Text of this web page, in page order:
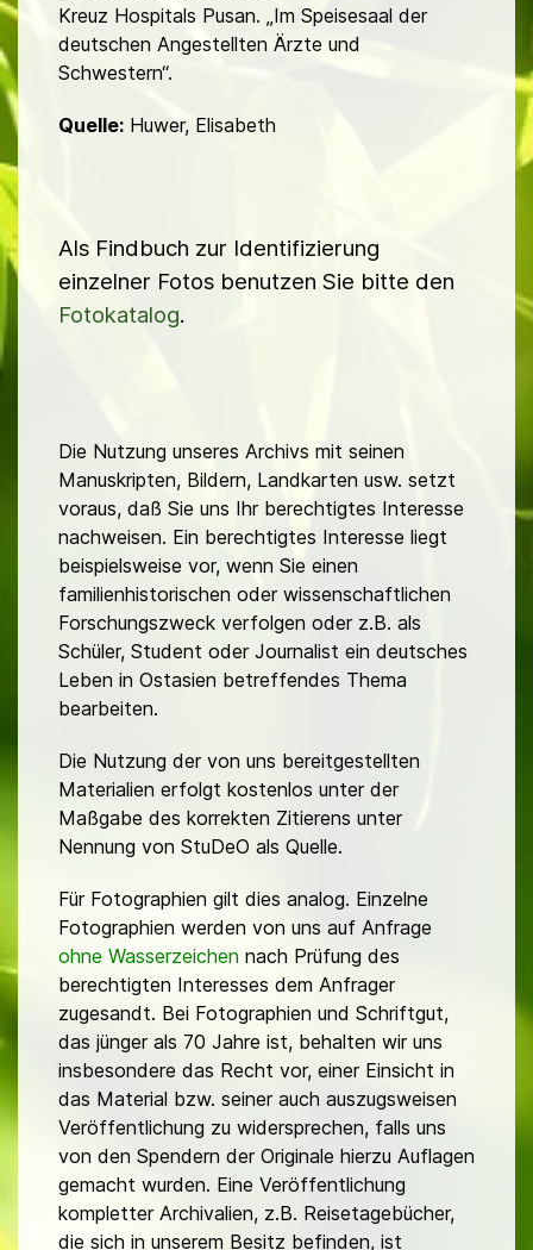
Kreuz Hospitals Pusan. „Im Speisesaal der
deutschen Ange­stell­ten Ärzte und
Schwestern“.
Quelle: Huwer, Elisabeth
Als Findbuch zur Identifizierung
einzelner Fotos benutzen Sie bitte den
Fotokatalog.
Die Nutzung unseres Archivs mit seinen
Manuskripten, Bildern, Landkarten usw. setzt
voraus, daß Sie uns Ihr berechtigtes Interesse
nachweisen. Ein berechtigtes Interesse liegt
beispielsweise vor, wenn Sie einen
familienhistorischen oder wissenschaftlichen
Forschungszweck verfolgen oder z.B. als
Schüler, Student oder Journalist ein deutsches
Leben in Ostasien betreffendes Thema
bearbeiten.
Die Nutzung der von uns bereitgestellten
Materialien erfolgt kostenlos unter der
Maßgabe des korrekten Zitierens unter
Nennung von StuDeO als Quelle.
Für Fotographien gilt dies analog. Einzelne
Fotographien werden von uns auf Anfrage
ohne Wasserzeichen nach Prüfung des
berechtigten Interesses dem Anfrager
zugesandt. Bei Fotographien und Schriftgut,
das jünger als 70 Jahre ist, behalten wir uns
insbesondere das Recht vor, einer Einsicht in
das Material bzw. seiner auch auszugsweisen
Veröffentlichung zu widersprechen, falls uns
von den Spendern der Originale hierzu Auflagen
gemacht wurden. Eine Veröffentlichung
kompletter Archivalien, z.B. Reisetagebücher,
die sich in unserem Besitz befinden, ist